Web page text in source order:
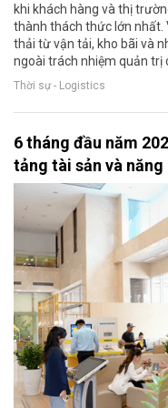
khi khách hàng và thị
thành thách thức lớn nhất.
thải từ vận tải, kho bãi và
ngoài trách nhiệm quản trị
Thời sự - Logistics
6 tháng đầu năm
tảng tài sản và